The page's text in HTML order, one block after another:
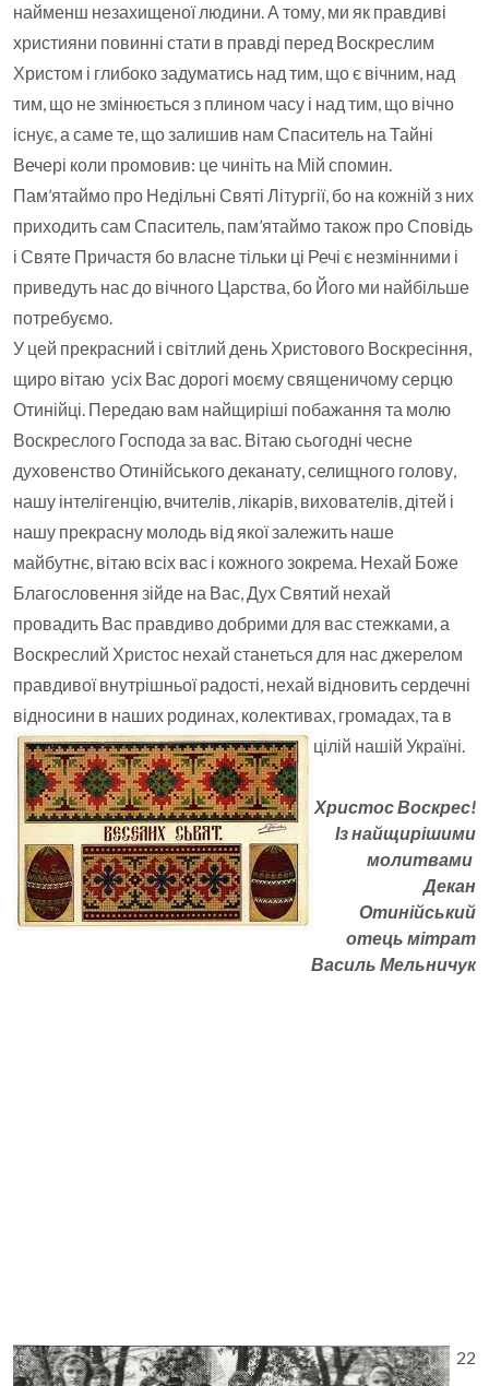
найменш незахищеної людини. А тому, ми як правдиві
християни повинні стати в правді перед Воскреслим
Христом і глибоко задуматись над тим, що є вічним, над
тим, що не змінюється з плином часу і над тим, що вічно
існує, а саме те, що залишив нам Спаситель на Тайні
Вечері коли промовив: це чиніть на Мій спомин.
Пам’ятаймо про Недільні Святі Літургії, бо на кожній з них
приходить сам Спаситель, пам’ятаймо також про Сповідь
і Святе Причастя бо власне тільки ці Речі є незмінними і
приведуть нас до вічного Царства, бо Його ми найбільше
потребуємо.
У цей прекрасний і світлий день Христового Воскресіння,
щиро вітаю усіх Вас дорогі моєму священичому серцю
Отинійці. Передаю вам найщиріші побажання та молю
Воскреслого Господа за вас. Вітаю сьогодні чесне
духовенство Отинійського деканату, селищного голову,
нашу інтелігенцію, вчителів, лікарів, вихователів, дітей і
нашу прекрасну молодь від якої залежить наше
майбутнє, вітаю всіх вас і кожного зокрема. Нехай Боже
Благословення зійде на Вас, Дух Святий нехай
провадить Вас правдиво добрими для вас стежками, а
Воскреслий Христос нехай станеться для нас джерелом
правдивої внутрішньої радості, нехай відновить сердечні
відносини в наших родинах, колективах, громадах, та в
цілій нашій Україні.
Христос Воскрес!
Із найщирішими
молитвами
Декан
Отинійський
отець мітрат
Василь Мельничук
22